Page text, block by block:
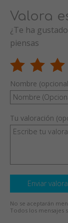
Valora
¿Te ha
piensas
Nombre
Tu valoración
Enviar
No se aceptarán
Todos los mensajes